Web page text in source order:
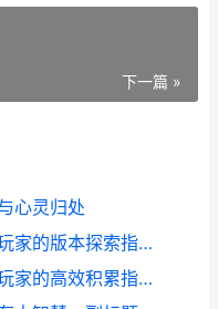
下一篇 »
心灵归处
**王者荣耀在哪里更新，资深玩家的版本探索指南，副标题，从应用商店到游戏内外的更新全解析**
**王者荣耀怎么刷金币，资深玩家的高效积累指南副标题，快速获取资源的核心策略**